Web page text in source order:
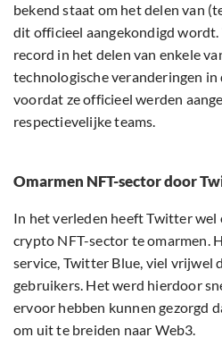
bekend staat om het delen van
dit officieel aangekondigd
record in het delen van enkele
technologische veranderingen
voordat ze officieel werden
respectievelijke teams.
Omarmen NFT-sector door
In het verleden heeft Twitter wel
crypto NFT-sector te omarmen.
service, Twitter Blue, viel vrijwel
gebruikers. Het werd hierdoor
ervoor hebben kunnen gezorgd
om uit te breiden naar Web3.